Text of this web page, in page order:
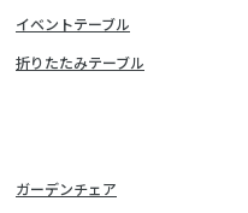
イベントテーブル
折りたたみテーブル
ガーデンチェア